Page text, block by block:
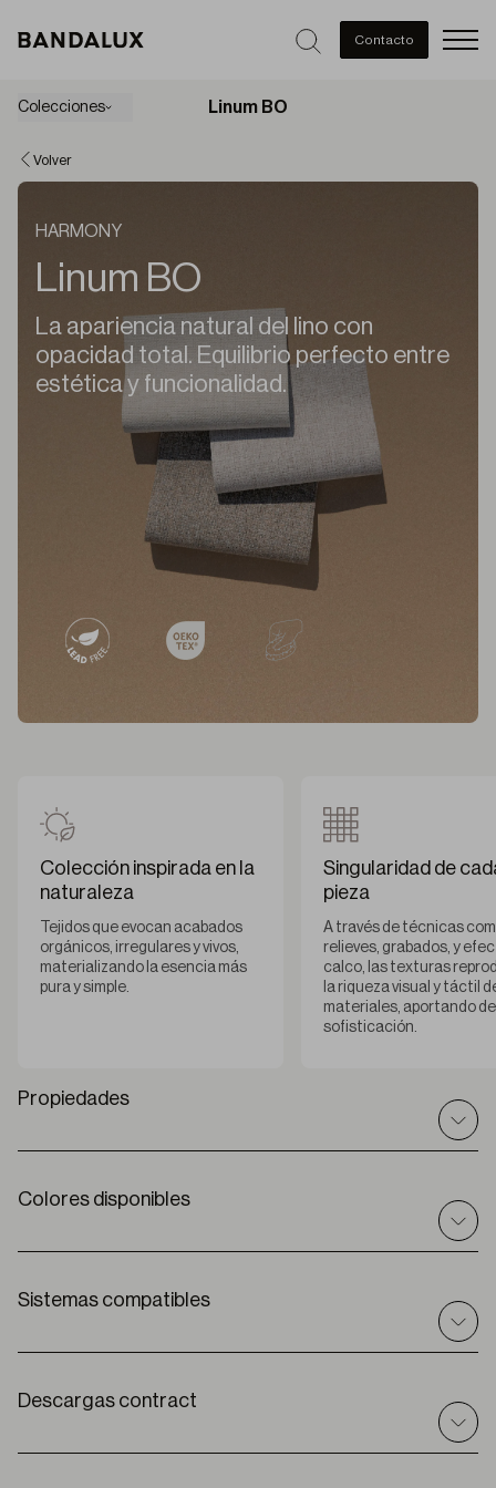
Contacto
Colecciones Linum BO
Volver
HARMONY
Linum BO
La apariencia natural del lino con
opacidad total. Equilibrio perfecto entre
estética y funcionalidad.
Colección inspirada en la
naturaleza
Tejidos que evocan acabados
orgánicos, irregulares y vivos,
materializando la esencia más
pura y simple.
Singularidad de
pieza
A través de técnicas
relieves, grabados, y
calco, las texturas
la riqueza visual y táctil
materiales, aportando
sofisticación.
Propiedades
Datos técnicos
Interior
100% PES
280 cm
0,80 mm ± 5%
437 g/m2
Colores disponibles
sistemas compatibles
Descargas contract